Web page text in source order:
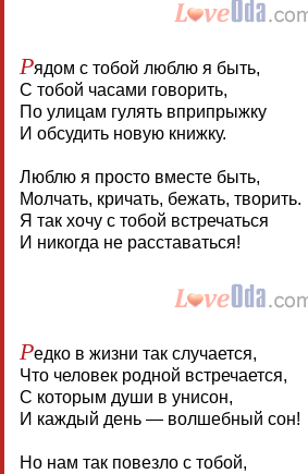
Рядом с тобой люблю я быть,
С тобой часами говорить,
По улицам гулять вприпрыжку
И обсудить новую книжку.
Люблю я просто вместе быть,
Молчать, кричать, бежать, творить.
Я так хочу с тобой встречаться
И никогда не расставаться!
Редко в жизни так случается,
Что человек родной встречается,
С которым души в унисон,
И каждый день — волшебный сон!
Но нам так повезло с тобой,